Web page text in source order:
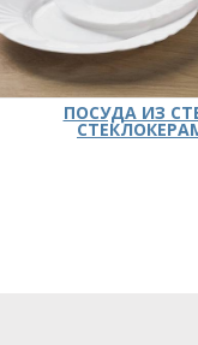
ПОСУДА ИЗ